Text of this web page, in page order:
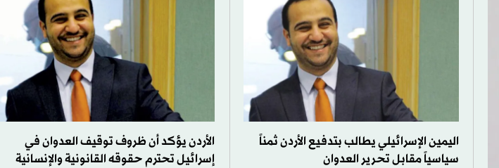
اليمين الإسرائيلي يطالب بتدفيع الأردن ثمناً
سياسياً مقابل تحرير العدوان
الأردن يؤكد أن ظروف توقيف العدوان في
إسرائيل تحترم حقوقه القانونية والإنسانية